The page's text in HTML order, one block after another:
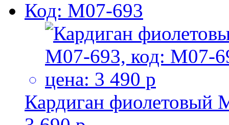
Код: M07-693
Кардиган фиолетовый